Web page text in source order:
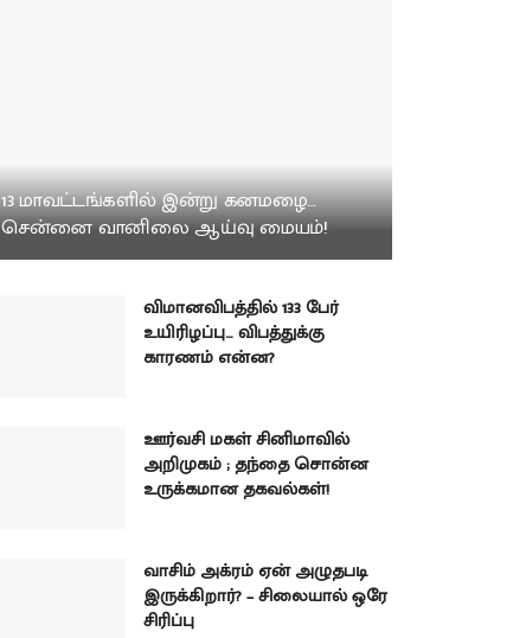
13 மாவட்டங்களில் இன்று கனமழை…
சென்னை வானிலை ஆய்வு மையம்!
விமானவிபத்தில் 133 பேர்
உயிரிழப்பு… விபத்துக்கு
காரணம் என்ன?
ஊர்வசி மகள் சினிமாவில்
அறிமுகம் ; தந்தை சொன்ன
உருக்கமான தகவல்கள்!
வாசிம் அக்ரம் ஏன் அழுதபடி
இருக்கிறார்? – சிலையால் ஒரே
சிரிப்பு